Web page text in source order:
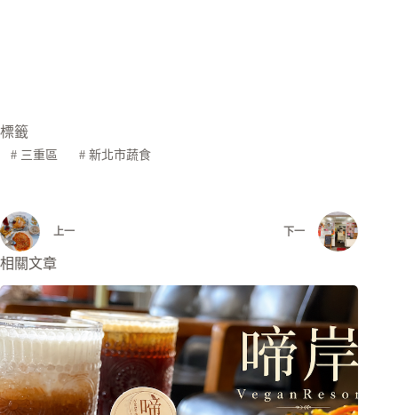
標籤
#三重區 #新北市蔬食
上一 下一
相關文章